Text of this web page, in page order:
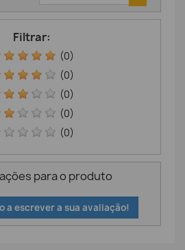
Filtrar:
(0)
(0)
(0)
(0)
(0)
para o produto
a escrever a sua avaliação!